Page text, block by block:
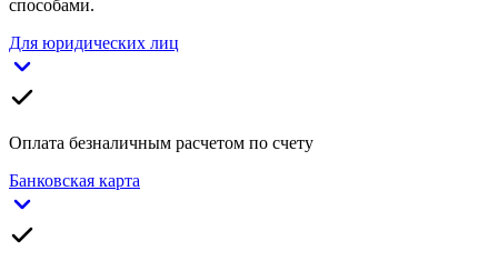
способами.
Для юридических лиц
Оплата безналичным расчетом по счету
Банковская карта